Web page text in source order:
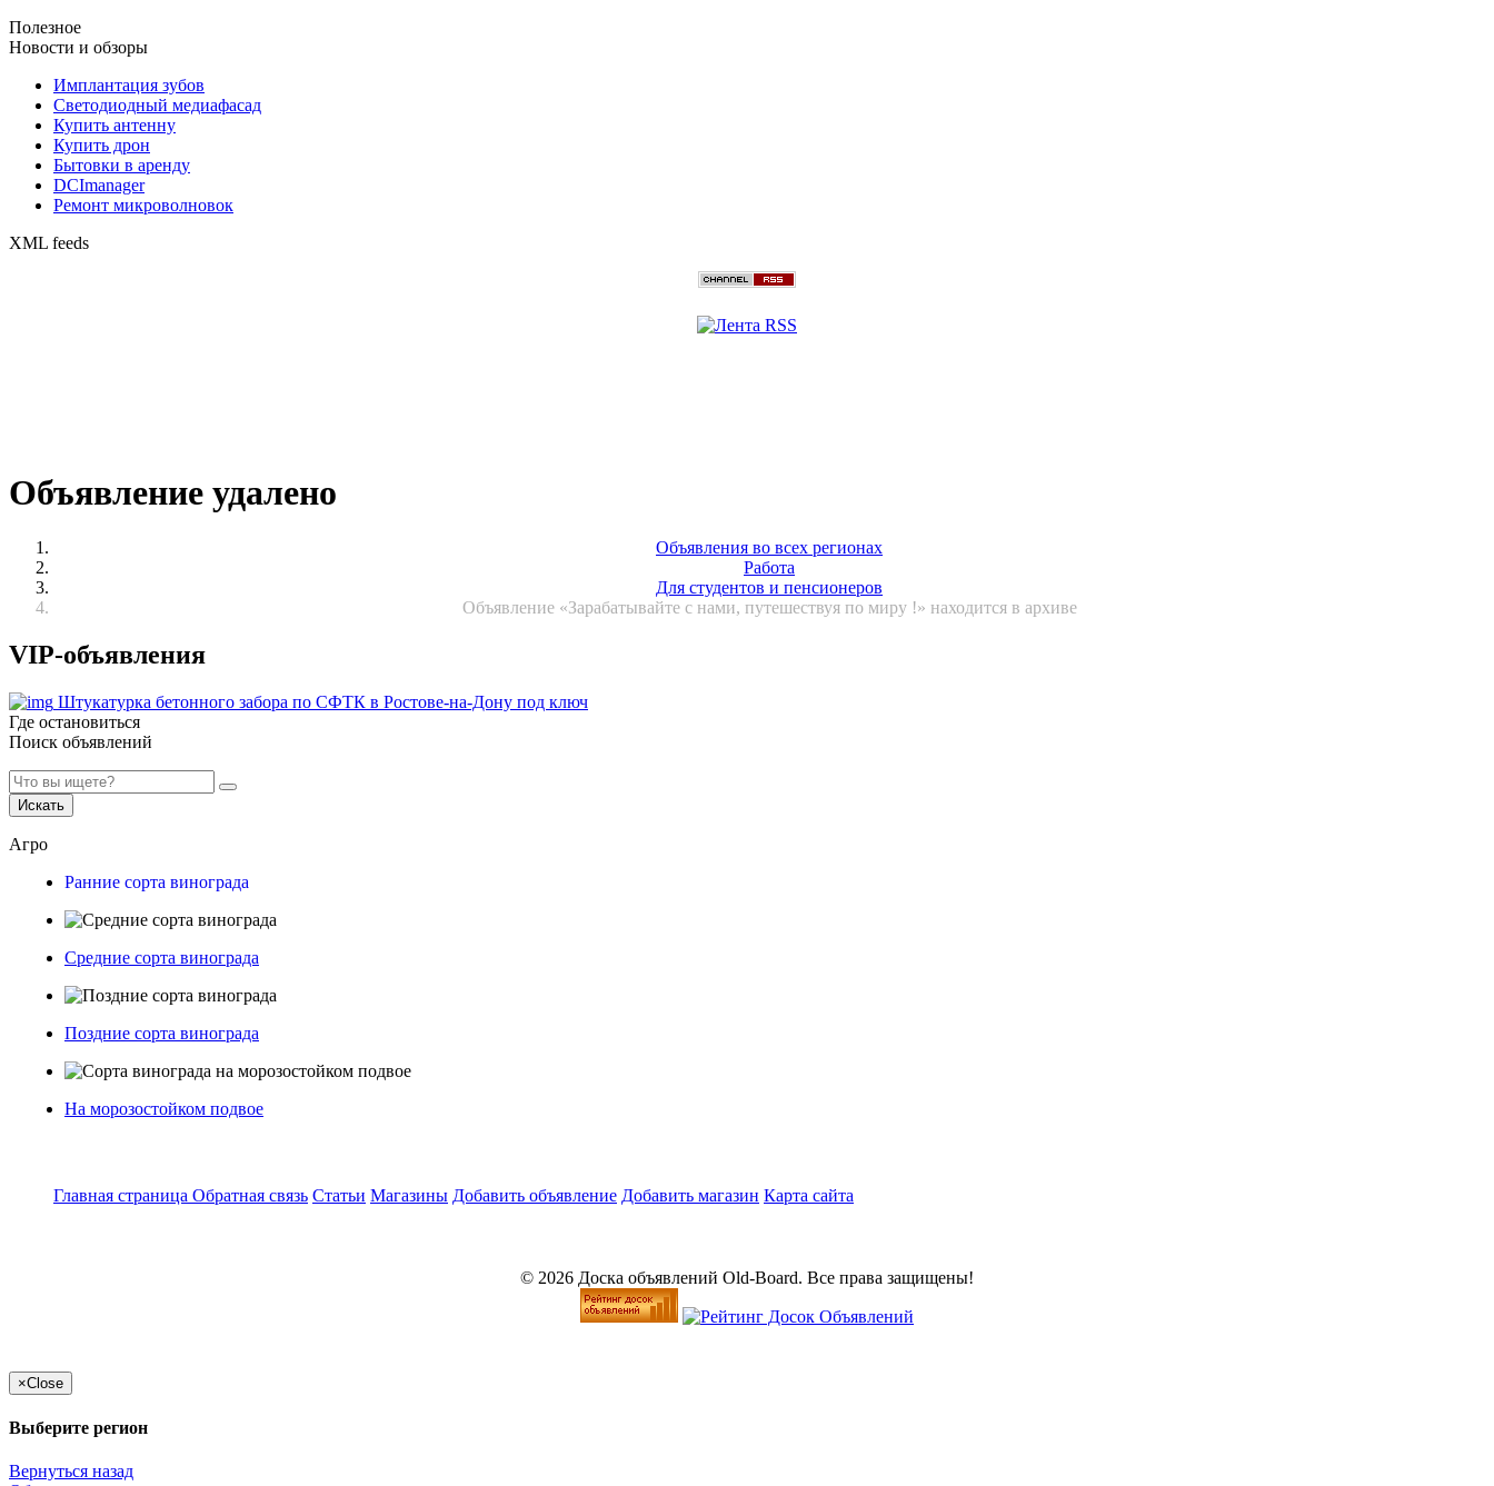
Полезное
Новости и обзоры
Имплантация зубов
Светодиодный медиафасад
Купить антенну
Купить дрон
Бытовки в аренду
DCImanager
Ремонт микроволновок
XML feeds
Объявление удалено
Объявления во всех регионах
Работа
Для студентов и пенсионеров
Объявление «Зарабатывайте с нами, путешествуя по миру !» находится в архиве
VIP-объявления
Штукатурка бетонного забора по СФТК в Ростове-на-Дону под ключ
Где остановиться
Поиск объявлений
Искать
Агро
Ранние сорта винограда
Средние сорта винограда
Поздние сорта винограда
На морозостойком подвое
Главная страница Обратная связь Статьи Магазины Добавить объявление Добавить магазин Карта сайта
© 2026 Доска объявлений Old-Board. Все права защищены!
×Close
Выберите регион
Вернуться назад